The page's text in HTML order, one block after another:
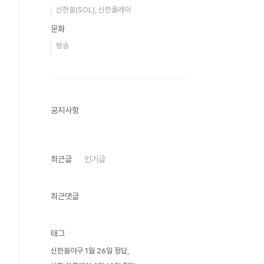
신한쏠(SOL), 신한플레이
문화
방송
공지사항
최근글 인기글
최근댓글
태그
신한쏠야구 1월 26일 정답